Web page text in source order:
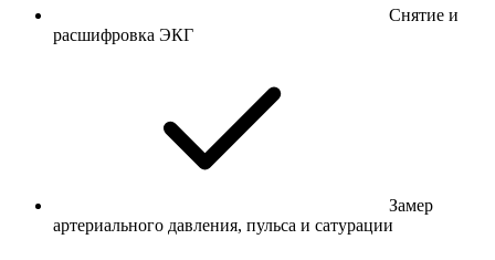
Снятие и
расшифровка ЭКГ
Замер
артериального давления, пульса и сатурации